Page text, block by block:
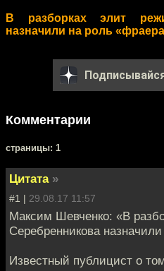
В разборках элит
назначили на роль
Комментарии
cтраницы: 1
Цитата »
#1 | 29.08.17 11:57
Максим Шевченко: «В
Серебренникова
Известный публицист о